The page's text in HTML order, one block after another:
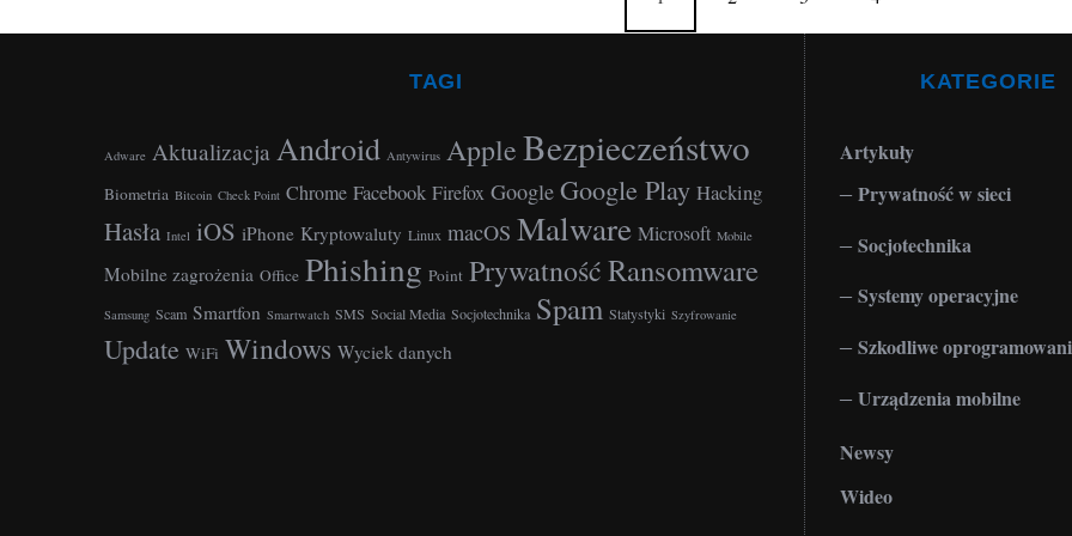
r
w
a
n
i
TAGI
Adware Aktualizacja Android Antywirus AppleBezpieczeństwo
Biometria Bitcoin Check Point Chrome Facebook Firefox Google Google Play Hacking
Hasła Intel iOS iPhone Kryptowaluty Linux macOS Malware Microsoft Mobile
Mobilne zagrożenia Office Phishing Point PrywatnośćRansomware
Samsung Scam Smartfon Smartwatch SMS Social Media Socjotechnika Spam Statystyki Szyfrowanie
Update WiFi Windows Wyciek danych
KATEGORIE
Artykuły
Prywatność w sieci
Socjotechnika
Systemy operacyjne
Szkodliwe
Urządzenia mobilne
Newsy
Wideo